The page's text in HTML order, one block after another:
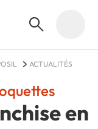
ACTUALITÉS
en